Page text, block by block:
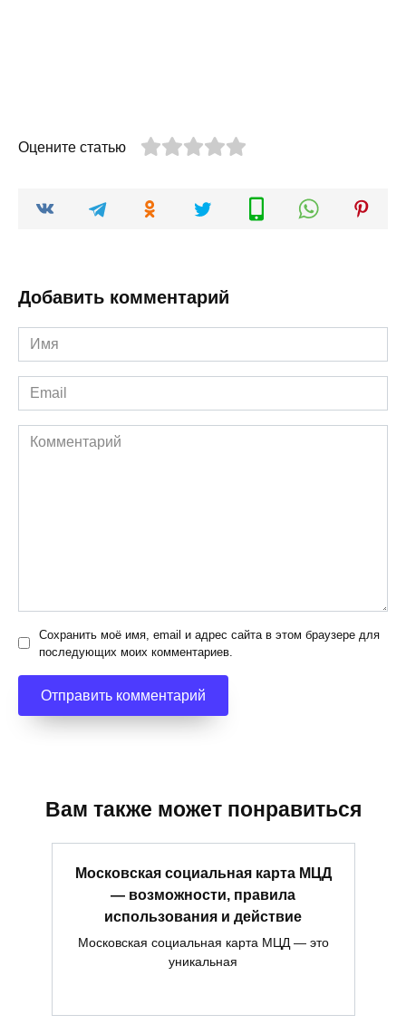
Оцените статью
Добавить комментарий
Имя
*
Email
*
Комментарий
Сохранить моё имя, email и адрес сайта в этом браузере для
последующих моих комментариев.
Вам также может понравиться
Московская социальная карта МЦД
— возможности, правила
использования и действие
Московская социальная карта МЦД — это
уникальная